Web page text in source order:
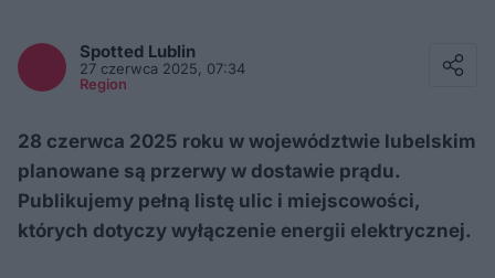
Spotted Lublin
27 czerwca 2025, 07:34
Region
28 czerwca 2025 roku w województwie lubelskim
planowane są przerwy w dostawie prądu.
Publikujemy pełną listę ulic i miejscowości,
których dotyczy wyłączenie energii elektrycznej.